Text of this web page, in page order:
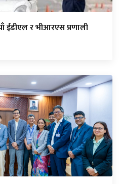
ईडीएल र भीआरएस प्रणाली